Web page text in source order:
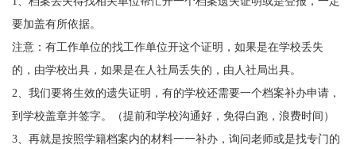
要加盖有所依据。
注意：有工作单位的找工作单位开这个证明，如果是在学校丢失
的，由学校出具，如果是在人社局丢失的，由人社局出具。
2 、我们要将生效的遗失证明，有的学校还需要一个档案补办申请，
到学校盖章并签字。（提前和学校沟通好，免得白跑，浪费时间）
3、再就是按照学籍档案内的材料一一补办，询问老师或是找专门的